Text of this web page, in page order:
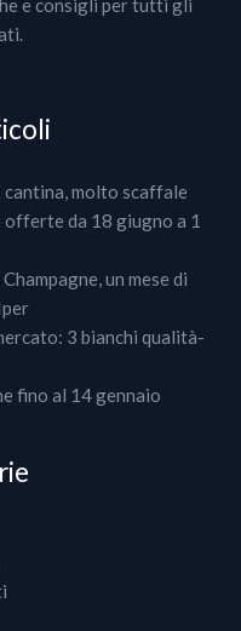
e consigli per tutti gli
molto scaffale
offerte da 18 giugno a 1
un mese di
3 bianchi qualità-
fino al 14 gennaio